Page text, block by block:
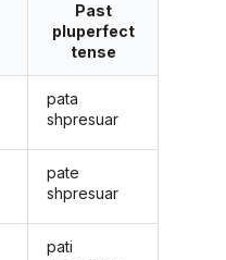
Past
pluperfect
tense
pata
shpresuar
pate
shpresuar
pati